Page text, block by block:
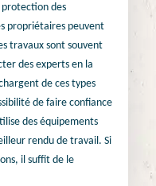
des
propriétaires peuvent
travaux sont souvent
des experts en la
de ces types
de faire confiance
des équipements
rendu de travail. Si
il suffit de le